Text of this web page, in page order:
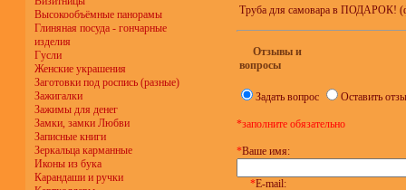
Высокообъёмные панорамы
Глиняная посуда - гончарные
изделия
Гусли
Женские украшения
Заготовки под роспись (разные)
Зажигалки
Зажимы для денег
Замки, замки Любви
Записные книги
Зеркальца карманные
Иконы из бука
Карандаши и ручки
Труба для самовара в ПОДАРОК!
Отзывы и
вопросы
Задать вопрос Оставить
*заполните обязательно
*Ваше имя:
*E-mail: